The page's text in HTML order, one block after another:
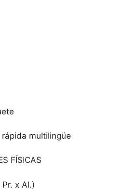
multilingüe
FÍSICAS
x Al.)